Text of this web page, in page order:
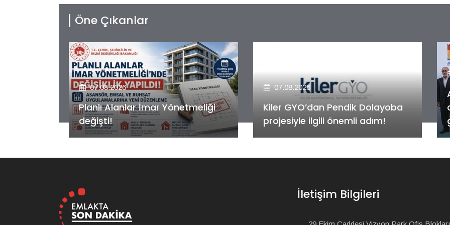
Öne Çıkanlar
07.08.2026
Kiler GYO’dan Pendik Dolayoba
projesiyle ilgili önemli adım!
07.08.2026
Alya Merkezefendi Konutları'nın
anahtar teslim töreni
gerçekleştirildi!
İletişim Bilgileri